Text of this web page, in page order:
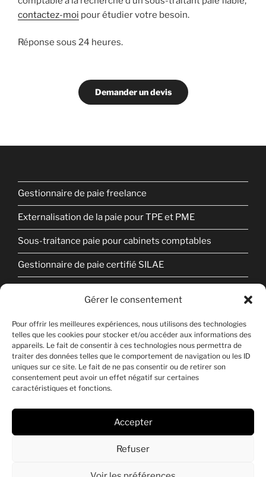
Gérer le consentement
Pour offrir les meilleures expériences, nous utilisons des technologies
telles que les cookies pour stocker et/ou accéder aux informations des
appareils. Le fait de consentir à ces technologies nous permettra de
traiter des données telles que le comportement de navigation ou les ID
uniques sur ce site. Le fait de ne pas consentir ou de retirer son
consentement peut avoir un effet négatif sur certaines
caractéristiques et fonctions.
Accepter
Refuser
contactez-moi pour étudier votre besoin.
Réponse sous 24 heures.
Demander un devis
Gestionnaire de paie freelance
Externalisation de la paie pour TPE et PME
Sous-traitance paie pour cabinets comptables
Gestionnaire de paie certifié SILAE
Politique de confidentialité
Politique de cookies
Contact
Copyright © 2024-2026 Cyclo RH